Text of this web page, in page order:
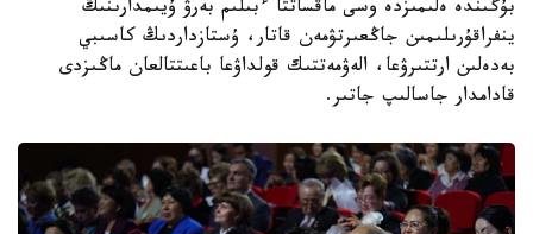
بۇگىندە ەلىمىزدە وسى ماقساتتا ءبىلىم بەرۋ ۇيىمدارىنىڭ
ينفراقۇرىلىمىن جاڭعىرتۋمەن قاتار، ۇستازداردىڭ كاسىبي
بەدەلىن ارتتىرۋعا، الەۋمەتتىك قولداۋعا باعىتتالعان ماڭىزدى
قادامدار جاسالىپ جاتىر.